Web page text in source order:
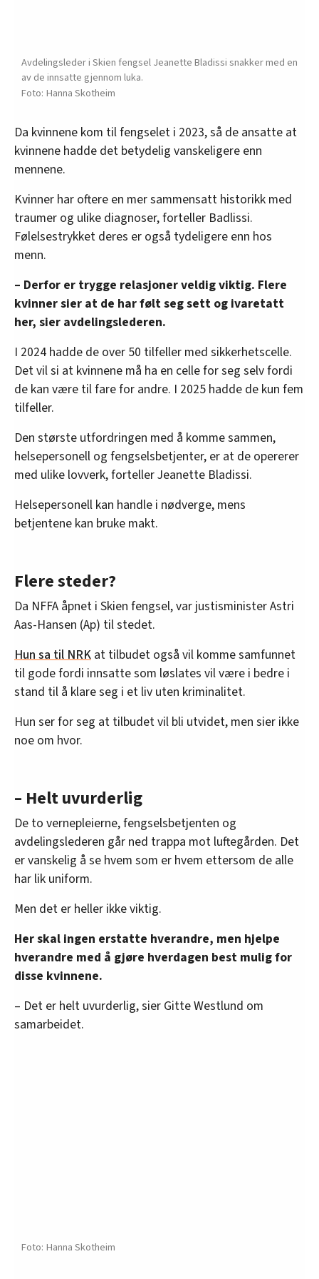
Avdelingsleder i Skien fengsel Jeanette Bladissi snakker med en
av de innsatte gjennom luka.
Hanna Skotheim
Da kvinnene kom til fengselet i 2023, så de ansatte at
kvinnene hadde det betydelig vanskeligere enn
mennene.
Kvinner har oftere en mer sammensatt historikk med
traumer og ulike diagnoser, forteller Badlissi.
Følelsestrykket deres er også tydeligere enn hos
menn.
– Derfor er trygge relasjoner veldig viktig. Flere
kvinner sier at de har følt seg sett og ivaretatt
her, sier avdelingslederen.
I 2024 hadde de over 50 tilfeller med sikkerhetscelle.
Det vil si at kvinnene må ha en celle for seg selv fordi
de kan være til fare for andre. I 2025 hadde de kun fem
tilfeller.
Den største utfordringen med å komme sammen,
helsepersonell og fengselsbetjenter, er at de opererer
med ulike lovverk, forteller Jeanette Bladissi.
Helsepersonell kan handle i nødverge, mens
betjentene kan bruke makt.
Flere steder?
Da NFFA åpnet i Skien fengsel, var justisminister Astri
Aas-Hansen (Ap) til stedet.
Hun sa til NRK at tilbudet også vil komme samfunnet
til gode fordi innsatte som løslates vil være i bedre i
stand til å klare seg i et liv uten kriminalitet.
Hun ser for seg at tilbudet vil bli utvidet, men sier ikke
noe om hvor.
– Helt uvurderlig
De to vernepleierne, fengselsbetjenten og
avdelingslederen går ned trappa mot luftegården. Det
er vanskelig å se hvem som er hvem ettersom de alle
har lik uniform.
Men det er heller ikke viktig.
Her skal ingen erstatte hverandre, men hjelpe
hverandre med å gjøre hverdagen best mulig for
disse kvinnene.
– Det er helt uvurderlig, sier Gitte Westlund om
samarbeidet.
Hanna Skotheim